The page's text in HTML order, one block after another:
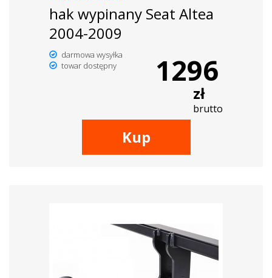
hak wypinany Seat Altea
2004-2009
darmowa wysyłka
towar dostępny
1296
zł
brutto
Kup